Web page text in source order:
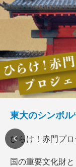
東大のシンボル
ひらけ！赤門プロ
国の重要文化財